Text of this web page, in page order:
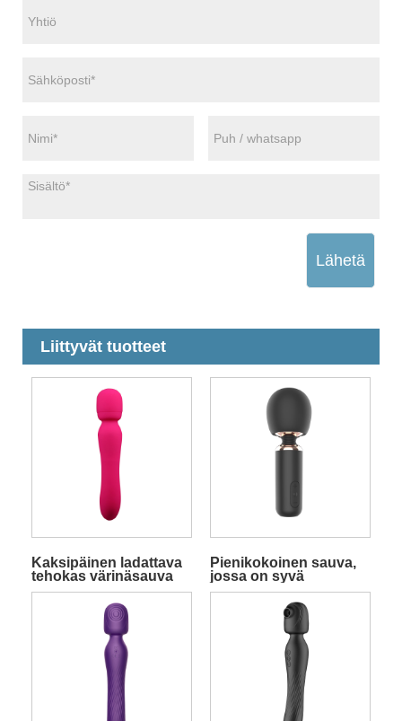
Lähetä
Liittyvät tuotteet
Kaksipäinen ladattava
tehokas värinäsauva
Pienikokoinen sauva,
jossa on syvä
rummuvärinä, myyjä